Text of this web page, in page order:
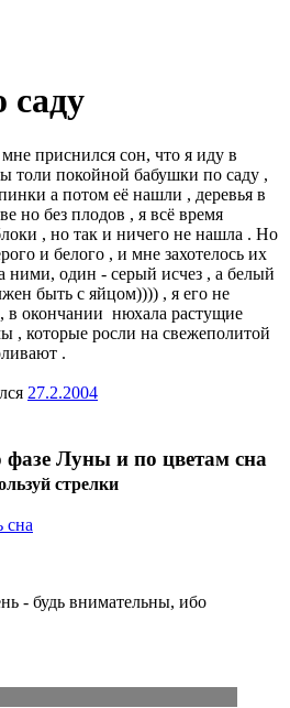
саду
приснился сон, что я иду в
толи покойной бабушки по саду ,
а потом её нашли , деревья в
но без плодов , я всё время
, но так и ничего не нашла . Но
и белого , и мне захотелось их
ними, один - серый исчез , а белый
быть с яйцом)))) , я его не
в окончании нюхала растущие
, которые росли на свежеполитой
.
27.2.2004
фазе Луны и по цветам сна
стрелки
- будь внимательны, ибо